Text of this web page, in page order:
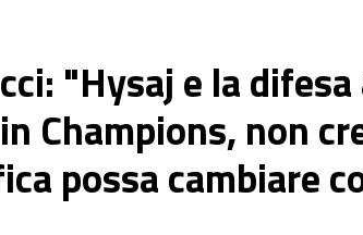
"Hysaj e la difesa
Champions, non
possa cambiare